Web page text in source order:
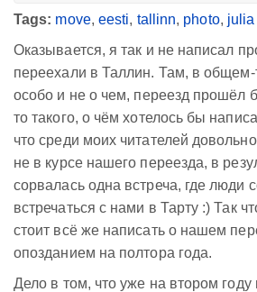
Tags: move, eesti, tallinn, photo, julia
Оказывается, я так и не написал
переехали в Таллин. Там, в общем-
особо и не о чем, переезд прошёл
то такого, о чём хотелось бы
что среди моих читателей
не в курсе нашего переезда, в
сорвалась одна встреча, где люди
встречаться с нами в Тарту :) Так
стоит всё же написать о нашем
опозданием на полтора года.
Дело в том, что уже на втором